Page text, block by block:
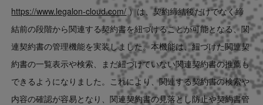
https://www.legalon-cloud.com/ ）は、契約締結後だけでなく締
結前の段階から関連する契約書を紐づけることが可能となる、関
連契約書の管理機能を実装しました。本機能は、紐づけた関連契
約書の一覧表示や検索、まだ紐づけていない関連契約書の推薦も
できるようになりました。これにより、関連する契約書の検索や
内容の確認が容易となり、関連契約書の見落とし防止や契約書管